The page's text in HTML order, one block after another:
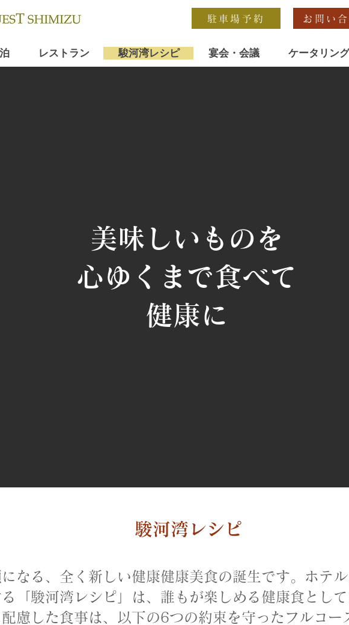
駐車場予約 お問い
レストラン 駿河湾レシピ 宴会・会議 ケータリング
美味しいものを
心ゆくまで食べて
健康に
駿河湾レシピ
なる、全く新しい健康健康美食の誕生です。ホテ
「駿河湾レシピ」は、誰もが楽しめる健康食とし
慮した食事は、以下の6つの約束を守ったフルコー